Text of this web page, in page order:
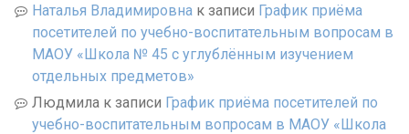
Наталья Владимировна к записи График приёма
посетителей по учебно-воспитательным вопросам в
МАОУ «Школа № 45 с углублённым изучением
отдельных предметов»
Людмила к записи График приёма посетителей по
учебно-воспитательным вопросам в МАОУ «Школа